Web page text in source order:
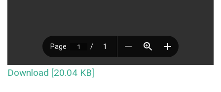
Download [20.04 KB]